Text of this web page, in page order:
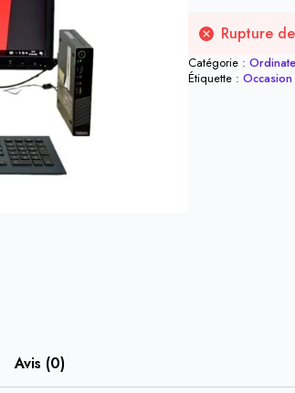
Rupture
Catégorie :
Étiquette : Occasion
Avis (0)